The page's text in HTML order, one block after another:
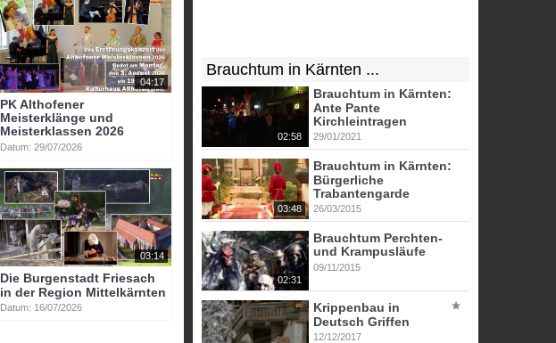
04:17
PK Althofener
Meisterklänge und
Meisterklassen 2026
Datum: 29/07/2026
03:14
Die Burgenstadt Friesach
in der Region Mittelkärnten
Datum: 16/07/2026
Brauchtum in Kärnten ...
02:58
Brauchtum in Kärnten:
Ante Pante
Kirchleintragen
29/01/2021
03:48
Brauchtum in Kärnten:
Bürgerliche
Trabantengarde
26/03/2015
02:31
Brauchtum Perchten-
und Krampusläufe
09/11/2015
Krippenbau in
Deutsch Griffen
12/12/2017